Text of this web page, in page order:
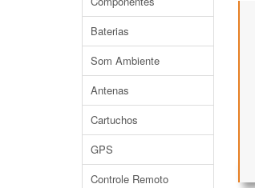
Baterias
Som Ambiente
Antenas
Cartuchos
GPS
Controle Remoto